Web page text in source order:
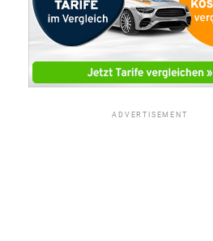
ADVERTISEMENT